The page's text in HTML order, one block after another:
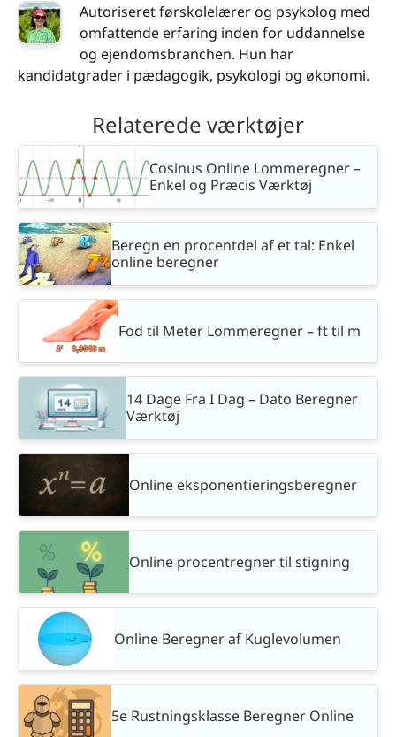
Autoriseret førskolelærer og psykolog med
omfattende erfaring inden for uddannelse
og ejendomsbranchen. Hun har
kandidatgrader i pædagogik, psykologi og økonomi.
Relaterede værktøjer
Cosinus Online Lommeregner –
Enkel og Præcis Værktøj
Beregn en procentdel af et tal: Enkel
online beregner
Fod til Meter Lommeregner – ft til m
14 Dage Fra I Dag – Dato Beregner
Værktøj
Online eksponentieringsberegner
Online procentregner til stigning
Online Beregner af Kuglevolumen
5e Rustningsklasse Beregner Online